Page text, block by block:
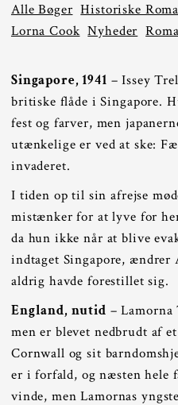
Alle Bøger Historiske
Lorna Cook Nyheder
Singapore, 1941 – Issey
britiske flåde i Singapore.
fest og farver, men
utænkelige er ved at ske:
invaderet.
I tiden op til sin afrejse
mistænker for at lyve for
da hun ikke når at blive
indtaget Singapore, ændrer
aldrig havde forestillet sig.
England, nutid –
men er blevet nedbrudt af
Cornwall og sit
er i forfald, og næsten hele
vinde, men Lamornas